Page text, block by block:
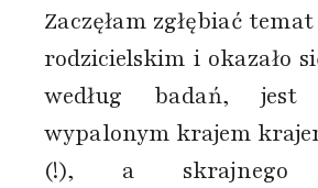
Zaczęłam zgłębiać
rodzicielskim i okazało
według badań, jest
wypalonym krajem
(!), a skrajnego